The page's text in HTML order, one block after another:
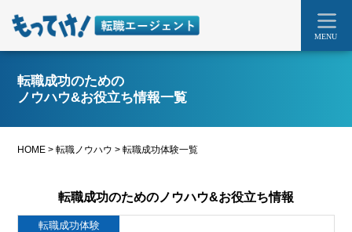
MENU
転職成功のための
ノウハウ&お役立ち情報一覧
HOME >転職ノウハウ >転職成功体験一覧
転職成功のためのノウハウ&お役立ち情報
転職成功体験